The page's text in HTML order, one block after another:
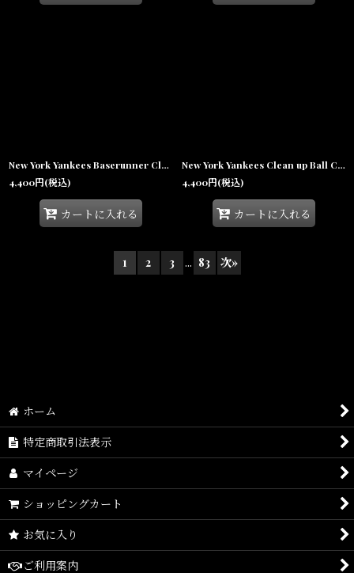
New York Yankees Baserunner Clean Up Cap White ヤンキース ベースランナー クリーンナップ スモール ロゴ キャップ 帽子
4,400円(税込)
カートに入れる
New York Yankees Clean up Ball Cap Navy Grey ニューヨーク ヤンキース クリーンナップ キャップ 帽子
4,400円(税込)
カートに入れる
1 2 3 ... 83 次»
ホーム
特定商取引法表示
マイページ
ショッピングカート
お気に入り
ご利用案内